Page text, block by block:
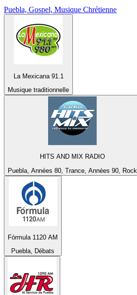
Puebla, Gospel, Musique Chrétienne
La Mexicana 91.1
Musique traditionnelle
HITS AND MIX RADIO
Puebla, Années 80, Trance, Années 90, Rock
Fórmula 1120 AM
Puebla, Débats